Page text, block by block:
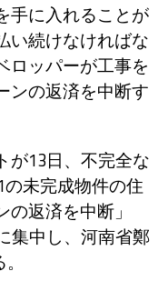
手に入れることが
い続けなければな
ロッパーが工事を
ンの返済を中断す
が13日、不完全な
未完成物件の住
返済を中断」
集中し、河南省鄭